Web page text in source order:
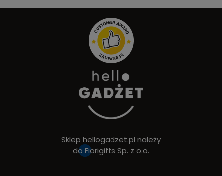
Sklep hellogadzet.pl należy
do Fiorigifts Sp. z o.o.